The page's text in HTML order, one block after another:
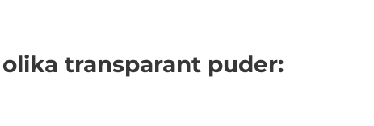
transparant puder: